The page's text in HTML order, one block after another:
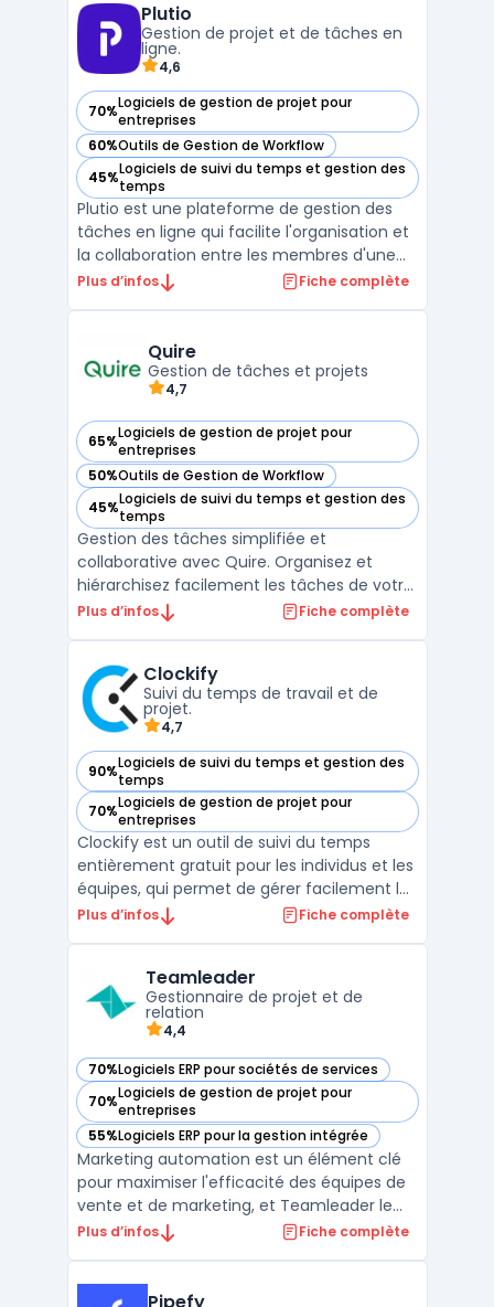
objectifs, tout en simplifiant l’accès à
l’informat ...
Plutio
Gestion de projet et de tâches en
ligne.
4,6
70%Logiciels de gestion de projet pour
entreprises
— voir Plutio dans cette catégorie
60%Outils de Gestion de Workflow
— voir Plutio dans cette catégorie
45%Logiciels de suivi du temps et gestion des
temps
— voir Plutio dans cette catégorie
Plutio est une plateforme de gestion des
tâches en ligne qui facilite l'organisation et
la collaboration entre les membres d'une
équipe. Elle comprend des fonctionnalités
calendriers, les fichiers et la messager ...
Plus d’infos Fiche complète
Quire
Gestion de tâches et projets
4,7
65%Logiciels de gestion de projet pour
entreprises
— voir Quire dans cette catégorie
50%Outils de Gestion de Workflow
— voir Quire dans cette catégorie
45%Logiciels de suivi du temps et gestion des
temps
— voir Quire dans cette catégorie
Gestion des tâches simplifiée et
collaborative avec Quire. Organisez et
hiérarchisez facilement les tâches de votre
projet entre plusieurs équipes en temps
personnalisation étendues pour mieux
coordonner votre tra ...
Plus d’infos Fiche complète
Clockify
Suivi du temps de travail et de
projet.
4,7
90%Logiciels de suivi du temps et gestion des
temps
— voir Clockify dans cette catégorie
70%Logiciels de gestion de projet pour
entreprises
— voir Clockify dans cette catégorie
Clockify est un outil de suivi du temps
entièrement gratuit pour les individus et les
équipes, qui permet de gérer facilement les
heures de travail et de générer des
temps en temps réel, la possibilité de créer
...
Plus d’infos Fiche complète
Teamleader
Gestionnaire de projet et de
relation
4,4
70%Logiciels ERP pour sociétés de services
— voir Teamleader dans cette catégorie
70%Logiciels de gestion de projet pour
entreprises
— voir Teamleader dans cette catégorie
55%Logiciels ERP pour la gestion intégrée
— voir Teamleader dans cette catégorie
Marketing automation est un élément clé
pour maximiser l'efficacité des équipes de
vente et de marketing, et Teamleader le
facilite grandement. Avec cet outil en ligne,
gérer vos projets, automatiser vos tâches
Plus d’infos Fiche complète